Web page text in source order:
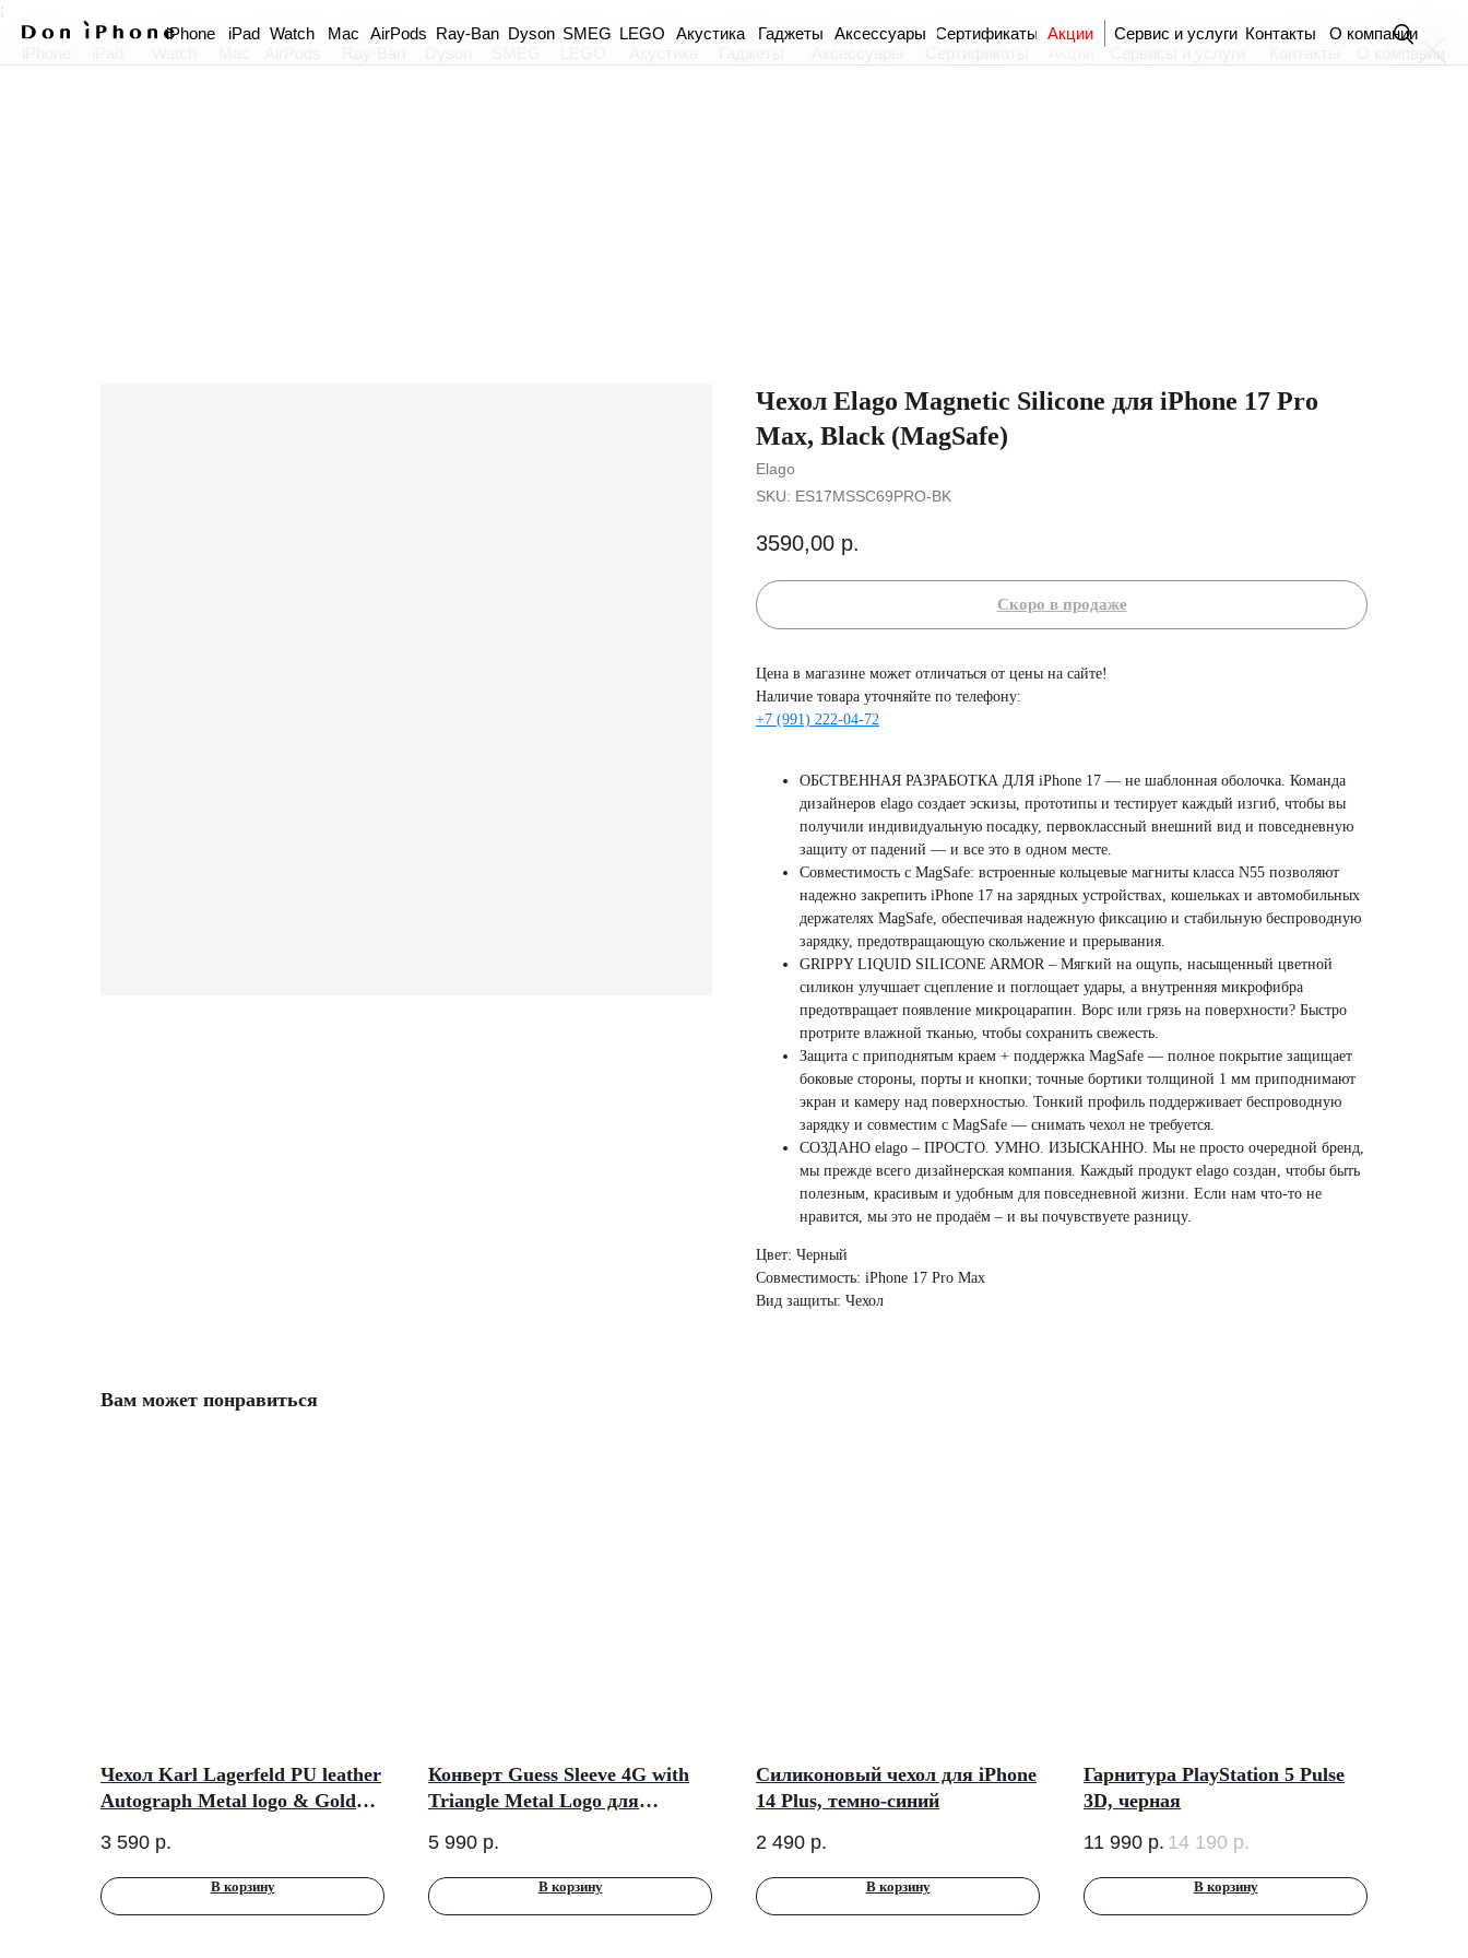
;
Сервис и услуги Контакты О компании
Аксессуары
Гаджеты
Акустика
Dyson
AirPods Ray-Ban LEGO
SMEG
Mac
Watch
iPad
iPhone Сертификаты Акции
Чехол Elago Magnetic Silicone для iPhone 17 Pro
Max, Black (MagSafe)
Elago
SKU: ES17MSSC69PRO-BK
3590,00 р.
Цена в магазине может отличаться от цены на сайте!
Наличие товара уточняйте по телефону:
+7 (991) 222-04-72
ОБСТВЕННАЯ РАЗРАБОТКА ДЛЯ iPhone 17 — не шаблонная оболочка. Команда
дизайнеров elago создает эскизы, прототипы и тестирует каждый изгиб, чтобы вы
получили индивидуальную посадку, первоклассный внешний вид и повседневную
защиту от падений — и все это в одном месте.
Совместимость с MagSafe: встроенные кольцевые магниты класса N55 позволяют
надежно закрепить iPhone 17 на зарядных устройствах, кошельках и автомобильных
держателях MagSafe, обеспечивая надежную фиксацию и стабильную беспроводную
зарядку, предотвращающую скольжение и прерывания.
GRIPPY LIQUID SILICONE ARMOR – Мягкий на ощупь, насыщенный цветной
силикон улучшает сцепление и поглощает удары, а внутренняя микрофибра
предотвращает появление микроцарапин. Ворс или грязь на поверхности? Быстро
протрите влажной тканью, чтобы сохранить свежесть.
Защита с приподнятым краем + поддержка MagSafe — полное покрытие защищает
боковые стороны, порты и кнопки; точные бортики толщиной 1 мм приподнимают
экран и камеру над поверхностью. Тонкий профиль поддерживает беспроводную
зарядку и совместим с MagSafe — снимать чехол не требуется.
СОЗДАНО elago – ПРОСТО. УМНО. ИЗЫСКАННО. Мы не просто очередной бренд,
мы прежде всего дизайнерская компания. Каждый продукт elago создан, чтобы быть
полезным, красивым и удобным для повседневной жизни. Если нам что-то не
нравится, мы это не продаём – и вы почувствуете разницу.
Цвет: Черный
Совместимость: iPhone 17 Pro Max
Вид защиты: Чехол
Вам может понравиться
Чехол Karl Lagerfeld PU leather
Autograph Metal logo & Gold
Max, Black
3 590 р.
В корзину
Конверт Guess Sleeve 4G with
Triangle Metal Logo для
5 990 р.
В корзину
Силиконовый чехол для iPhone
14 Plus, темно-синий
2 490 р.
В корзину
Гарнитура PlayStation 5 Pulse
3D, черная
11 990 р. 14 190 р.
В корзину